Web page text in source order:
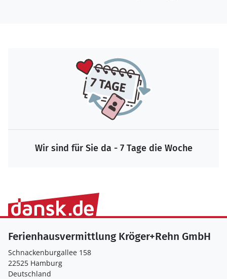
Wir sind für Sie da - 7 Tage die Woche
Ferienhausvermittlung Kröger+Rehn GmbH
Schnackenburgallee 158
22525 Hamburg
Deutschland